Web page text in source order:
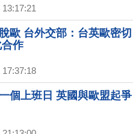
歐 台外交部：台英歐密切
作
17:37:18
個上班日 英國與歐盟起爭